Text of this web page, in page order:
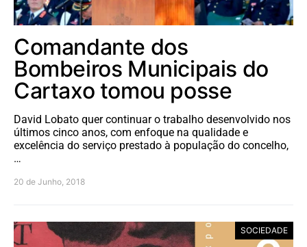
Comandante dos
Bombeiros Municipais do
Cartaxo tomou posse
David Lobato quer continuar o trabalho desenvolvido nos
últimos cinco anos, com enfoque na qualidade e
excelência do serviço prestado à população do concelho,
…
20 de Junho, 2018
SOCIEDADE